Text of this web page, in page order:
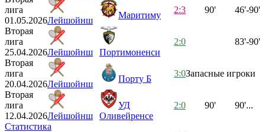
лига
01.05.2026Лейшойнш
Маритиму
2:3 90' 46'-90'
Вторая
лига
25.04.2026Лейшойнш Портимоненси
2:0 83'-90'
Вторая
лига
20.04.2026Лейшойнш
Порту Б
3:0Запасные игроки
Вторая
лига
12.04.2026Лейшойнш
УД
Оливейренсе
2:0 90' 90'...
Статистика